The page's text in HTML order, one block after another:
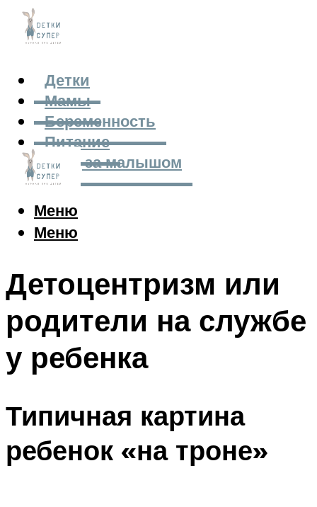
Детки
Мамы
Беременность
Питание
Уход за малышом
Меню
Меню
Детоцентризм или
родители на службе
у ребенка
Типичная картина
ребенок «на троне»